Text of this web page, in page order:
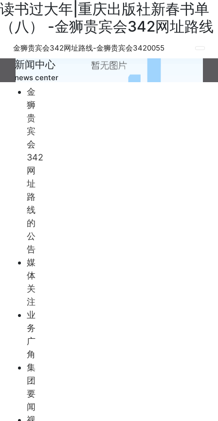
读书过大年|重庆出版社新春书单
（八） -金狮贵宾会342网址路线
金狮贵宾会342网址路线-金狮贵宾会3420055
新闻中心
news center
金
狮
贵
宾
会
342
网
址
路
线
的
公
告
媒
体
关
注
业
务
广
角
集
团
要
闻